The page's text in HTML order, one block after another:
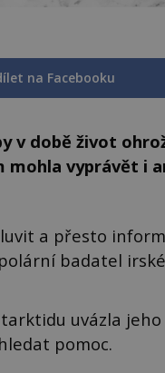
na Facebooku
v době život
mohla vyprávět i
a přesto
badatel
uvázla
pomoc.